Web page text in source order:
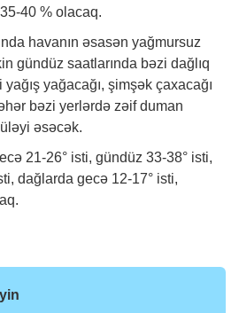
40 % olacaq.
havanın əsasən yağmursuz
gündüz saatlarında bəzi dağlıq
yağacağı, şimşək çaxacağı
bəzi yerlərdə zəif duman
əsəcək.
21-26° isti, gündüz 33-38° isti,
dağlarda gecə 12-17° isti,